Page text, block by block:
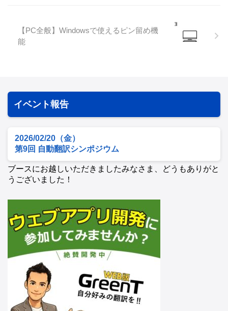
【PC全般】Windowsで使えるピン留め機
能
イベント報告
2026/02/20（金）
第9回 自動翻訳シンポジウム
ブースにお越しいただきましたみなさま、どうもありがと
うございました！